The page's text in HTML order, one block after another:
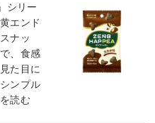
シリー
エンド
ナッ
、食感
た目に
ンプル
読む